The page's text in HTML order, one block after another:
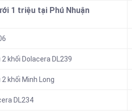
1 triệu tại Phú Nhuận
khối Dolacera DL239
khối Minh Long
DL234